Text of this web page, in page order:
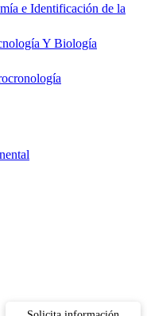
e Identificación de la
Y Biología